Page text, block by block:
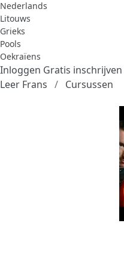
Nederlands
Litouws
Grieks
Pools
Oekraïens
Inloggen Gratis inschrijven
Leer Frans
Cursussen